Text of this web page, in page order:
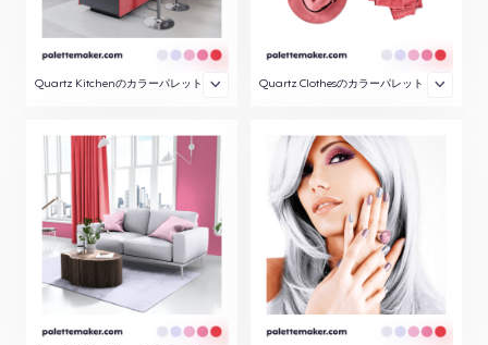
Quartz Kitchenのカラーパレット Quartz Clothesのカラーパレット